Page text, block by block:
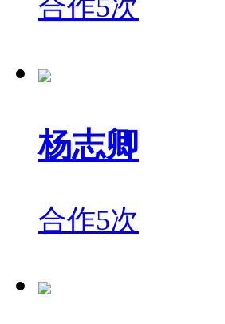
合作5次
杨志卿
合作5次